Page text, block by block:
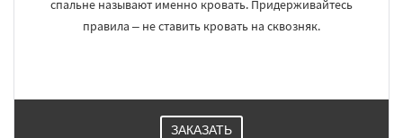
спальне называют именно кровать. Придерживайтесь
правила – не ставить кровать на сквозняк.
ЗАКАЗАТЬ